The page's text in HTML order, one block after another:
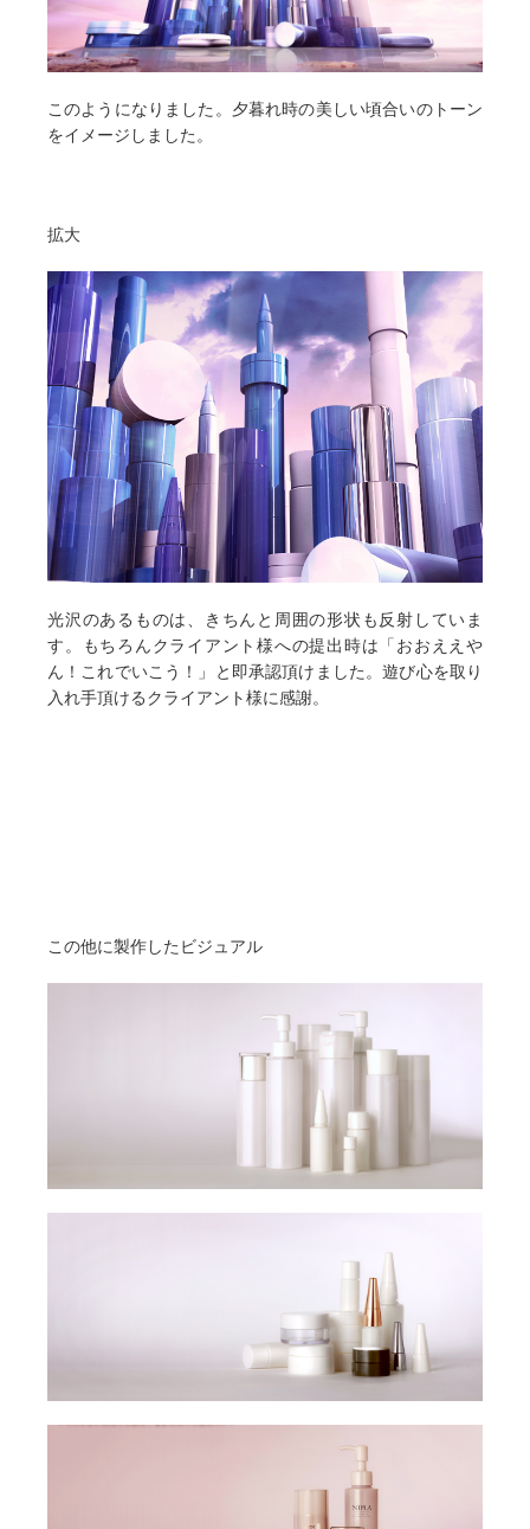
このようになりました。夕暮れ時の美しい頃合いのトーン
をイメージしました。
拡大
光沢のあるものは、きちんと周囲の形状も反射していま
す。もちろんクライアント様への提出時は「おおええや
ん！これでいこう！」と即承認頂けました。遊び心を取り
入れ手頂けるクライアント様に感謝。
この他に製作したビジュアル